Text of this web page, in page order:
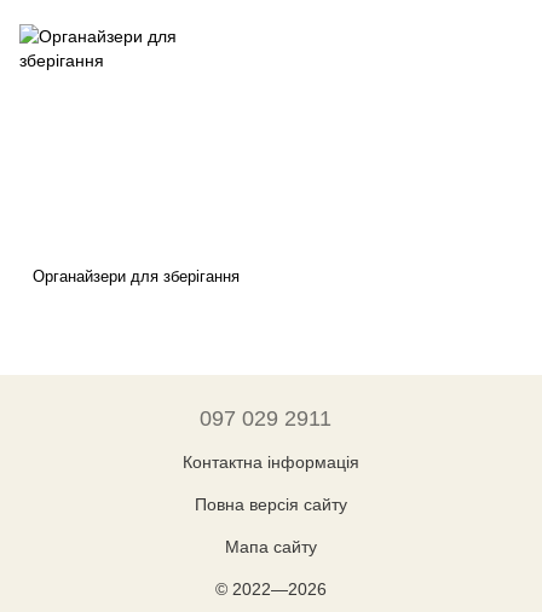
Органайзери для зберігання
097 029 2911
Контактна інформація
Повна версія сайту
Мапа сайту
© 2022—2026